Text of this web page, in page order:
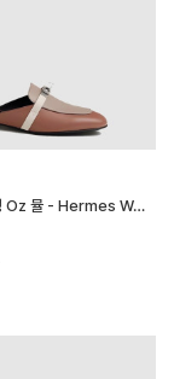
에르메스 여성 Oz 뮬 - Hermes Womens Oz Mule - hes14575x